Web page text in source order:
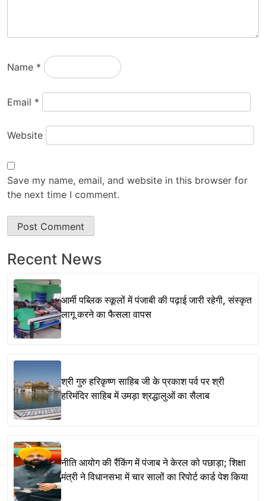
Name *
Email *
Website
Save my name, email, and website in this browser for
the next time I comment.
Recent News
आर्मी पब्लिक स्कूलों में पंजाबी की पढ़ाई जारी रहेगी, संस्कृत
लागू करने का फैसला वापस
श्री गुरु हरिकृष्ण साहिब जी के प्रकाश पर्व पर श्री
हरिमंदिर साहिब में उमड़ा श्रद्धालुओं का सैलाब
नीति आयोग की रैंकिंग में पंजाब ने केरल को पछाड़ा; शिक्षा
मंत्री ने विधानसभा में चार सालों का रिपोर्ट कार्ड पेश किया